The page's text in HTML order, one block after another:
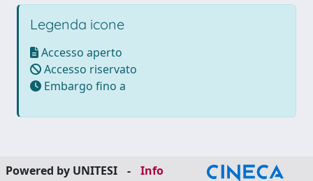
Legenda icone
Accesso aperto
Accesso riservato
Embargo fino a
Powered by UNITESI -
Info